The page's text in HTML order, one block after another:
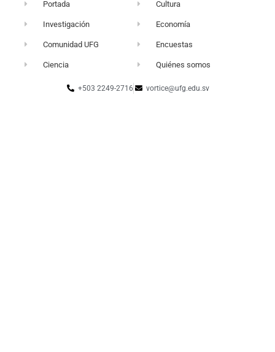
Portada
Investigación
Comunidad UFG
Ciencia
Cultura
Economía
Encuestas
Quiénes somos
+503 2249-2716 vortice@ufg.edu.sv